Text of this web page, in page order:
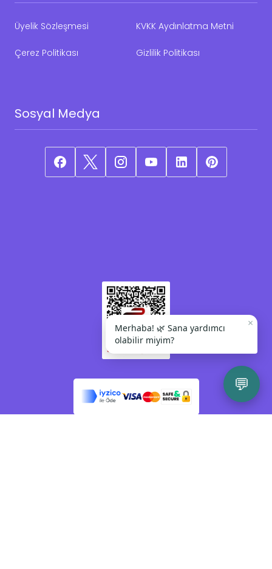
Üyelik Sözleşmesi KVKK Aydınlatma Metni
Çerez Politikası Gizlilik Politikası
Sosyal Medya
💬
×
Merhaba! 🌿 Sana yardımcı
olabilir miyim?